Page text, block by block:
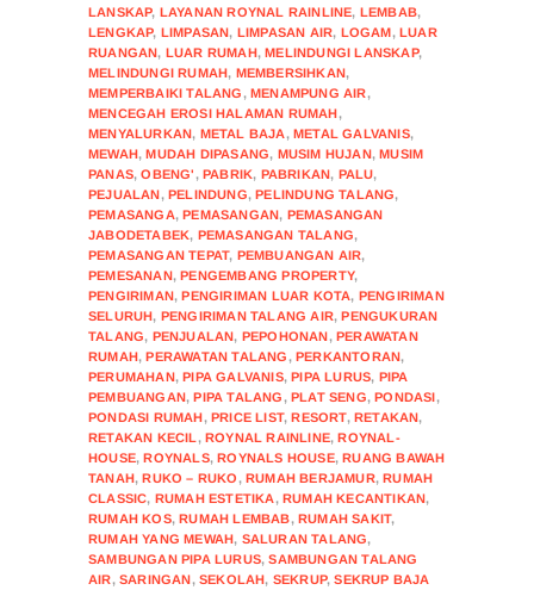
LANSKAP, LAYANAN ROYNAL RAINLINE, LEMBAB,
LENGKAP, LIMPASAN, LIMPASAN AIR, LOGAM,LUAR
RUANGAN, LUAR RUMAH,MELINDUNGI LANSKAP,
MELINDUNGI RUMAH, MEMBERSIHKAN,
MEMPERBAIKI TALANG ,MENAMPUNG AIR,
MENCEGAH EROSI HALAMAN RUMAH,
MENYALURKAN, METAL BAJA,METAL GALVANIS,
MEWAH,MUDAH DIPASANG, MUSIM HUJAN,MUSIM
PANAS,OBENG' ,PABRIK, PABRIKAN, PALU,
PEJUALAN,PELINDUNG,PELINDUNG TALANG,
PEMASANGA,PEMASANGAN, PEMASANGAN
JABODETABEK, PEMASANGAN TALANG,
PEMASANGAN TEPAT, PEMBUANGAN AIR,
PEMESANAN,PENGEMBANG PROPERTY,
PENGIRIMAN,PENGIRIMAN LUAR KOTA, PENGIRIMAN
SELURUH, PENGIRIMAN TALANG AIR,PENGUKURAN
TALANG, PENJUALAN, PEPOHONAN,PERAWATAN
RUMAH,PERAWATAN TALANG ,PERKANTORAN,
PERUMAHAN,PIPA GALVANIS,PIPA LURUS, PIPA
PEMBUANGAN,PIPA TALANG ,PLAT SENG,PONDASI,
PONDASI RUMAH,PRICE LIST,RESORT,RETAKAN,
RETAKAN KECIL ,ROYNAL RAINLINE,ROYNAL-
HOUSE,ROYNALS,ROYNALS HOUSE,RUANG BAWAH
TANAH,RUKO – RUKO ,RUMAH BERJAMUR,RUMAH
CLASSIC, RUMAH ESTETIKA,RUMAH KECANTIKAN,
RUMAH KOS,RUMAH LEMBAB,RUMAH SAKIT,
RUMAH YANG MEWAH, SALURAN TALANG,
SAMBUNGAN PIPA LURUS,SAMBUNGAN TALANG
AIR,SARINGAN,SEKOLAH, SEKRUP,SEKRUP BAJA